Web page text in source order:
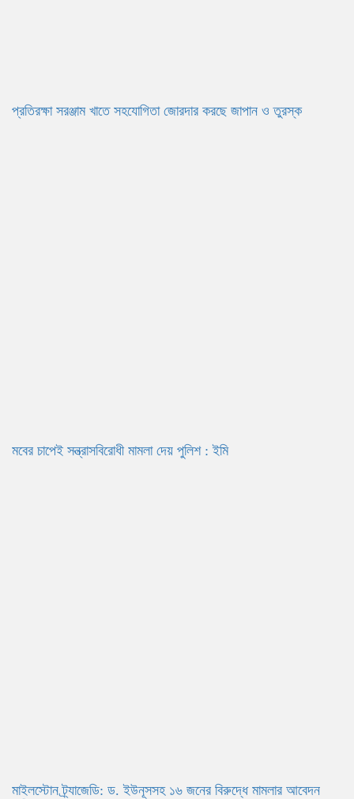
প্রতিরক্ষা সরঞ্জাম খাতে সহযোগিতা জোরদার করছে জাপান ও তুরস্ক
মবের চাপেই সন্ত্রাসবিরোধী মামলা দেয় পুলিশ : ইমি
মাইলস্টোন ট্র্যাজেডি: ড. ইউনূসসহ ১৬ জনের বিরুদ্ধে মামলার আবেদন